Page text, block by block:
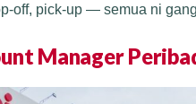
off, pick-up — semua ni
Manager